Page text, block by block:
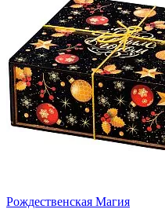
Рождественская Магия